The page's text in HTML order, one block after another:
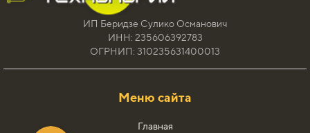
ИП Беридзе Сулико Османович
ИНН: 235606392783
ОГРНИП: 310235631400013
Меню сайта
Главная